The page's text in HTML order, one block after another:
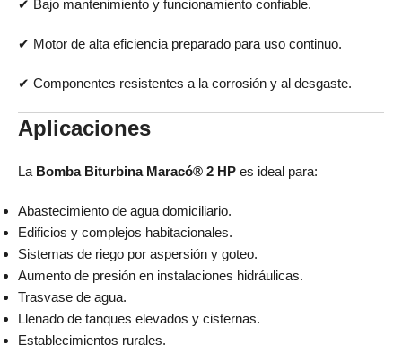
✔ Bajo mantenimiento y funcionamiento confiable.
✔ Motor de alta eficiencia preparado para uso continuo.
✔ Componentes resistentes a la corrosión y al desgaste.
Aplicaciones
La Bomba Biturbina Maracó® 2 HP es ideal para:
Abastecimiento de agua domiciliario.
Edificios y complejos habitacionales.
Sistemas de riego por aspersión y goteo.
Aumento de presión en instalaciones hidráulicas.
Trasvase de agua.
Llenado de tanques elevados y cisternas.
Establecimientos rurales.